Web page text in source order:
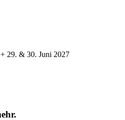
29. & 30. Juni 2027